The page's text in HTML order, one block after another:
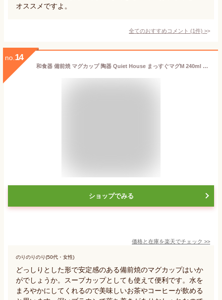
オススメですよ。
全てのおすすめコメント (1件) >
no. 14
和食器 備前焼 マグカップ 陶器 Quiet House まっすぐマグM 240ml 日本製 クワイエットハウス コップ カップ コーヒーカップ ティーカップ コーヒー 珈琲 国産 焼き物 作家 窯元 カフェ 岡山 雑貨 （z）
ショップでみる
価格と在庫を楽天でチェック >>
のりのりのり(50代・女性)
どっしりとした形で安定感のある備前焼のマグカップはいか
がでしょうか。スープカップとしても使えて便利です。水を
まろやかにしてくれるので美味しいお茶やコーヒーが飲める